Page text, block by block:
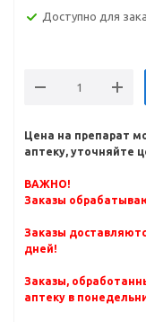
Доступно для
Цена на препарат
аптеку, уточняйте
ВАЖНО!
Заказы
Заказы
дней!
Заказы,
аптеку в